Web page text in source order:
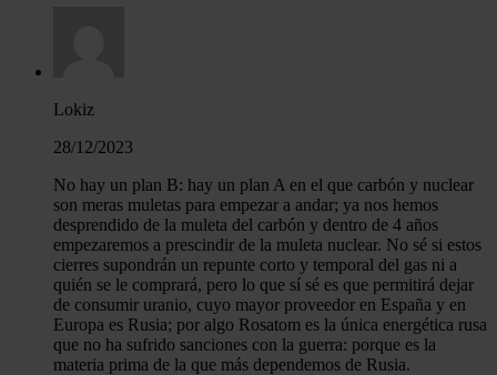
Lokiz
28/12/2023
No hay un plan B: hay un plan A en el que carbón y nuclear
son meras muletas para empezar a andar; ya nos hemos
desprendido de la muleta del carbón y dentro de 4 años
empezaremos a prescindir de la muleta nuclear. No sé si estos
cierres supondrán un repunte corto y temporal del gas ni a
quién se le comprará, pero lo que sí sé es que permitirá dejar
de consumir uranio, cuyo mayor proveedor en España y en
Europa es Rusia; por algo Rosatom es la única energética rusa
que no ha sufrido sanciones con la guerra: porque es la
materia prima de la que más dependemos de Rusia.